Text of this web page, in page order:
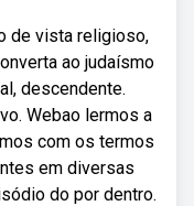
de vista religioso,
ao judaísmo
descendente.
Webao lermos a
com os termos
em diversas
do por dentro.